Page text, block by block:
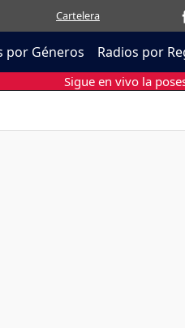
Cartelera
por Géneros Radios por
Sigue en vivo la